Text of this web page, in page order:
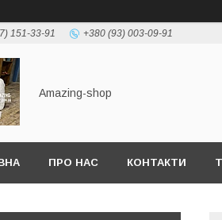
151-33-91 +380 (93) 003-09-91
Amazing-shop
ПРО НАС КОНТАКТИ